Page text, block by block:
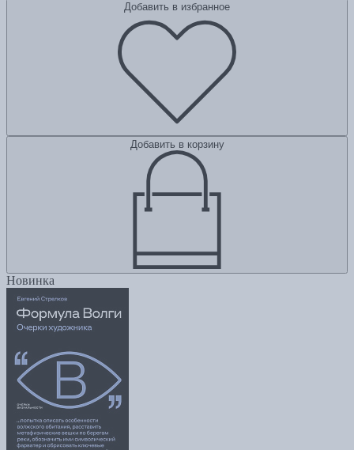
Добавить в избранное
Добавить в корзину
Новинка